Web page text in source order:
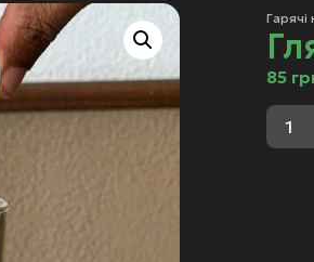
Гарячі
85